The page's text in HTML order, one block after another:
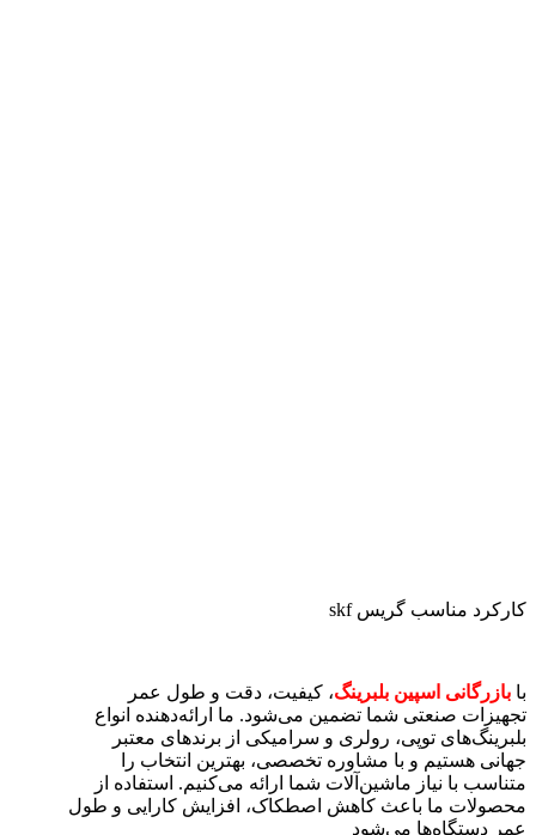
کارکرد مناسب گریس skf
با بازرگانی اسپین بلبرینگ، کیفیت، دقت و طول عمر
تجهیزات صنعتی شما تضمین می‌شود. ما ارائه‌دهنده انواع
بلبرینگ‌های توپی، رولری و سرامیکی از برندهای معتبر
جهانی هستیم و با مشاوره تخصصی، بهترین انتخاب را
متناسب با نیاز ماشین‌آلات شما ارائه می‌کنیم. استفاده از
محصولات ما باعث کاهش اصطکاک، افزایش کارایی و طول
عمر دستگاه‌ها می‌شود